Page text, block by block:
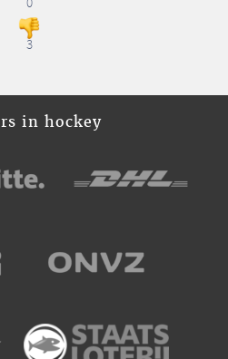
0
3
in hockey